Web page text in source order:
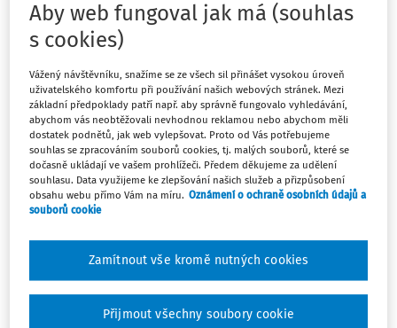
Odpověď
Máte předplatné? Přihlaste se
Tento dokument je jen pro
Zaregistrujte se a získejte přístup k
obsahu na 14 dní zdarma
Aby web fungoval jak má (souhlas
s cookies)
Vážený návštěvníku, snažíme se ze všech sil přinášet vysokou úroveň
uživatelského komfortu při používání našich webových stránek. Mezi
základní předpoklady patří např. aby správně fungovalo vyhledávání,
abychom vás neobtěžovali nevhodnou reklamou nebo abychom měli
dostatek podnětů, jak web vylepšovat. Proto od Vás potřebujeme
souhlas se zpracováním souborů cookies, tj. malých souborů, které se
dočasně ukládají ve vašem prohlížeči. Předem děkujeme za udělení
souhlasu. Data využijeme ke zlepšování našich služeb a přizpůsobení
obsahu webu přímo Vám na míru. Oznámení o ochraně osobních údajů a
souborů cookie
Zamítnout vše kromě nutných cookies
Přijmout všechny soubory cookie